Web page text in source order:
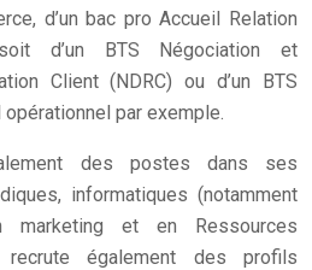
d’un bac pro Accueil Relation
d’un BTS Négociation et
Client (NDRC) ou d’un BTS
par exemple.
des postes dans ses
informatiques (notamment
marketing et en Ressources
également des profils